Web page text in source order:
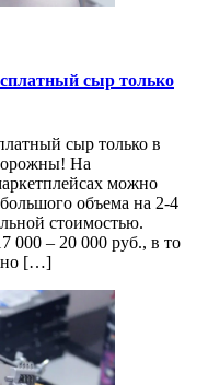
сыр только
сыр только в
На
можно
объема на 2-4
стоимостью.
– 20 000 руб., в то
[…]